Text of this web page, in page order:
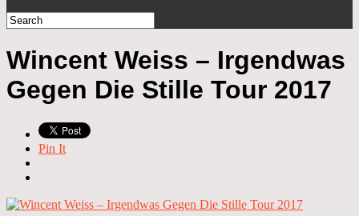
Wincent Weiss – Irgendwas
Gegen Die Stille Tour 2017
Pin It